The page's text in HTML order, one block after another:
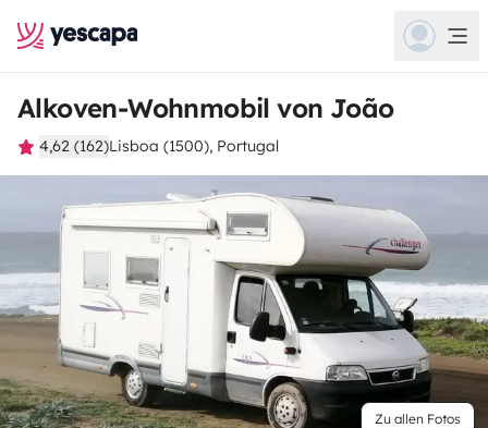
Alkoven-Wohnmobil von João
4,62 (162)Lisboa (1500), Portugal
Zu allen Fotos